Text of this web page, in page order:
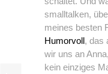
smalltalken,
meines besten
Humorvoll, das
wir uns an
kein einziges